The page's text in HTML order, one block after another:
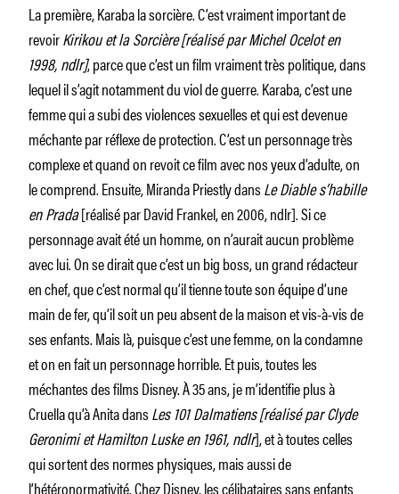
La première, Karaba la sorcière. C’est vraiment important de
revoirKirikou et la Sorcière[réalisé par Michel Ocelot en
1998, ndlr], parce que c’est un film vraiment très politique, dans
lequel il s’agit notamment du viol de guerre. Karaba, c’est une
femme qui a subi des violences sexuelles et qui est devenue
méchante par réflexe de protection. C’est un personnage très
complexe et quand on revoit ce film avec nos yeux d’adulte, on
le comprend. Ensuite, Miranda Priestly dansLe Diable s’habille
en Prada[réalisé par David Frankel, en 2006, ndlr]. Si ce
personnage avait été un homme, on n’aurait aucun problème
avec lui. On se dirait que c’est un big boss, un grand rédacteur
en chef, que c’est normal qu’il tienne toute son équipe d’une
main de fer, qu’il soit un peu absent de la maison et vis-à-vis de
ses enfants. Mais là, puisque c’est une femme, on la condamne
et on en fait un personnage horrible. Et puis, toutes les
méchantes des films Disney. À 35 ans, je m’identifie plus à
Cruella qu’à Anita dansLes 101 Dalmatiens[réalisé par Clyde
Geronimi et Hamilton Luske en 1961, ndlr], et à toutes celles
qui sortent des normes physiques, mais aussi de
l’hétéronormativité. Chez Disney, les célibataires sans enfants